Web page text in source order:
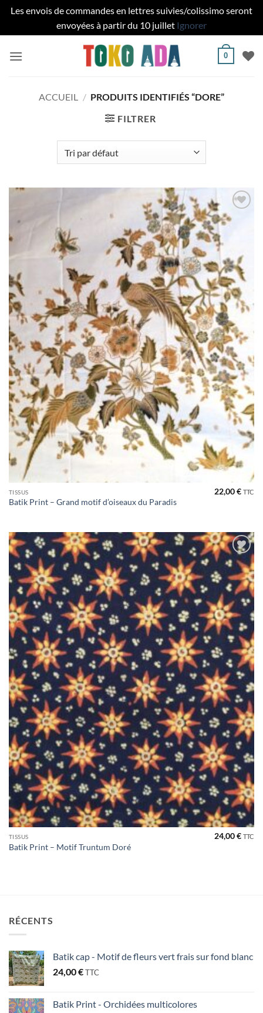
Les envois de commandes en lettres suivies/colissimo seront
envoyées à partir du 10 juillet Ignorer
0
ACCUEIL / PRODUITS IDENTIFIÉS “DORE”
FILTRER
Ajouter
à la liste
souhaits
TISSUS
Batik Print – Grand motif d’oiseaux du Paradis
22,00€ TTC
Ajouter
à la liste
de
souhaits
TISSUS
Batik Print – Motif Truntum Doré
24,00€ TTC
RÉCENTS
Batik cap - Motif de fleurs vert frais sur fond blanc
24,00€TTC
Batik Print - Orchidées multicolores